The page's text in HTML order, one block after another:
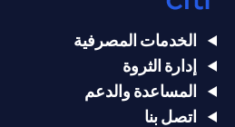
الخدمات المصرفية
إدارة الثروة
المساعدة والدعم
اتصل بنا